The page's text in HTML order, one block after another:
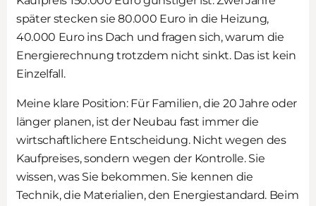
später stecken sie 80.000 Euro in die Heizung,
40.000 Euro ins Dach und fragen sich, warum die
Energierechnung trotzdem nicht sinkt. Das ist kein
Einzelfall.
Meine klare Position: Für Familien, die 20 Jahre oder
länger planen, ist der Neubau fast immer die
wirtschaftlichere Entscheidung. Nicht wegen des
Kaufpreises, sondern wegen der Kontrolle. Sie
wissen, was Sie bekommen. Sie kennen die
Technik, die Materialien, den Energiestandard. Beim